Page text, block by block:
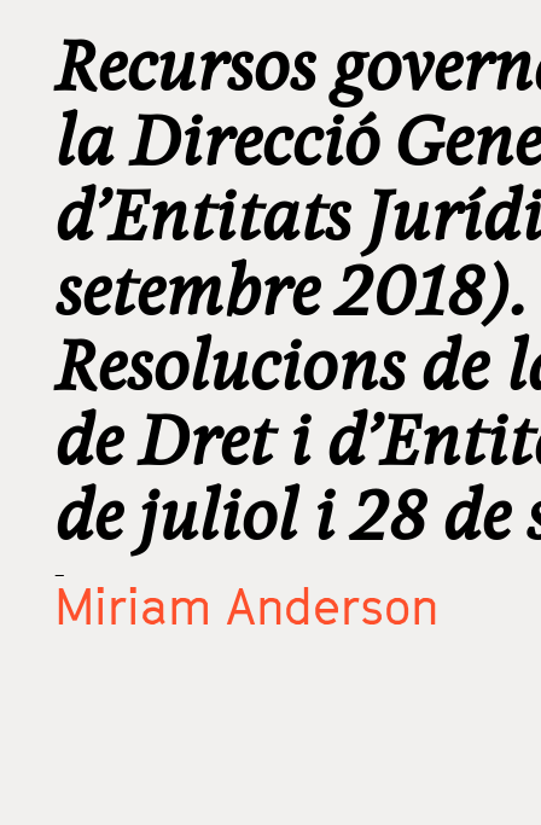
Recursos
la Direcció
d’Entitats
setembre
Resolucions de
de Dret i
de juliol i 28 de
_
Miriam Anderson